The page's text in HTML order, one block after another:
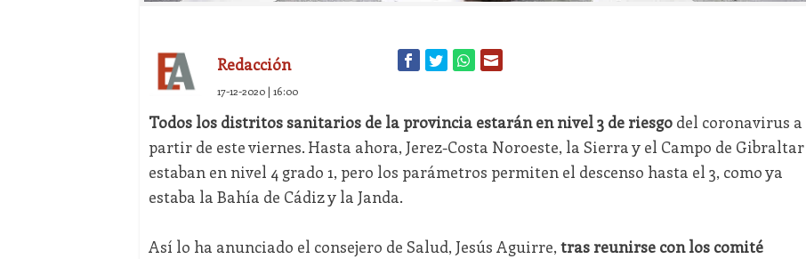
Redacción
17-12-2020 | 16:00
Todos los distritos sanitarios de la provincia estarán en nivel 3 de riesgodel coronavirus a
partir de este viernes. Hasta ahora, Jerez-Costa Noroeste, la Sierra y el Campo de Gibraltar
estaban en nivel 4 grado 1, pero los parámetros permiten el descenso hasta el 3, como ya
estaba la Bahía de Cádiz y la Janda.
Así lo ha anunciado el consejero de Salud, Jesús Aguirre, tras reunirse con los comité